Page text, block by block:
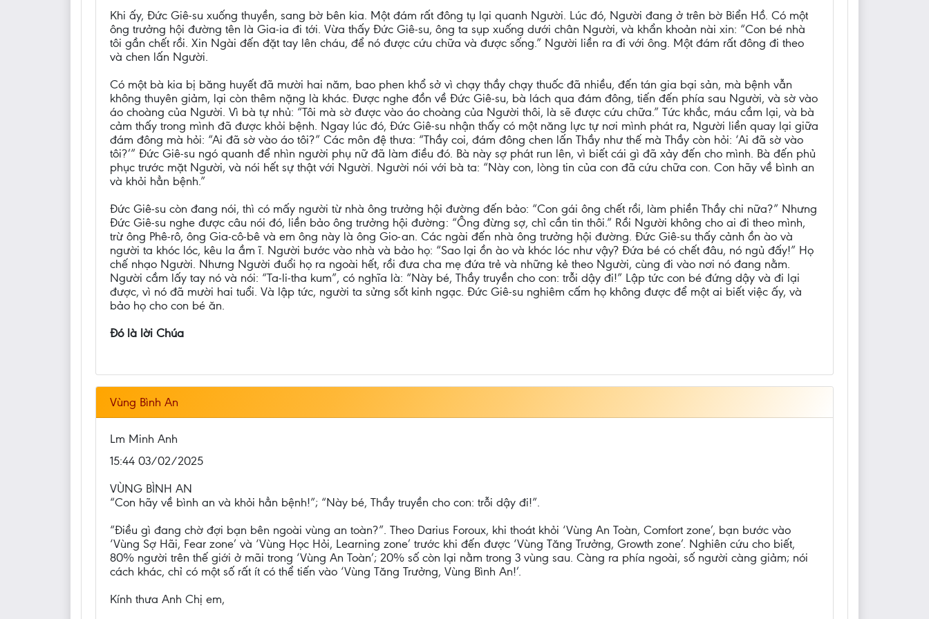
Khi ấy, Đức Giê-su xuống thuyền, sang bờ bên kia. Một đám rất đông tụ lại quanh Người. Lúc đó, Người đang ở trên bờ Biển Hồ. Có một
ông trưởng hội đường tên là Gia-ia đi tới. Vừa thấy Đức Giê-su, ông ta sụp xuống dưới chân Người, và khẩn khoản nài xin: “Con bé nhà
tôi gần chết rồi. Xin Ngài đến đặt tay lên cháu, để nó được cứu chữa và được sống.” Người liền ra đi với ông. Một đám rất đông đi theo
và chen lấn Người.
Có một bà kia bị băng huyết đã mười hai năm, bao phen khổ sở vì chạy thầy chạy thuốc đã nhiều, đến tán gia bại sản, mà bệnh vẫn
không thuyên giảm, lại còn thêm nặng là khác. Được nghe đồn về Đức Giê-su, bà lách qua đám đông, tiến đến phía sau Người, và sờ vào
áo choàng của Người. Vì bà tự nhủ: “Tôi mà sờ được vào áo choàng của Người thôi, là sẽ được cứu chữa.” Tức khắc, máu cầm lại, và bà
cảm thấy trong mình đã được khỏi bệnh. Ngay lúc đó, Đức Giê-su nhận thấy có một năng lực tự nơi mình phát ra, Người liền quay lại giữa
đám đông mà hỏi: “Ai đã sờ vào áo tôi?” Các môn đệ thưa: “Thầy coi, đám đông chen lấn Thầy như thế mà Thầy còn hỏi: ‘Ai đã sờ vào
tôi?’” Đức Giê-su ngó quanh để nhìn người phụ nữ đã làm điều đó. Bà này sợ phát run lên, vì biết cái gì đã xảy đến cho mình. Bà đến phủ
phục trước mặt Người, và nói hết sự thật với Người. Người nói với bà ta: “Này con, lòng tin của con đã cứu chữa con. Con hãy về bình an
và khỏi hẳn bệnh.”
Đức Giê-su còn đang nói, thì có mấy người từ nhà ông trưởng hội đường đến bảo: “Con gái ông chết rồi, làm phiền Thầy chi nữa?” Nhưng
Đức Giê-su nghe được câu nói đó, liền bảo ông trưởng hội đường: “Ông đừng sợ, chỉ cần tin thôi.” Rồi Người không cho ai đi theo mình,
trừ ông Phê-rô, ông Gia-cô-bê và em ông này là ông Gio-an. Các ngài đến nhà ông trưởng hội đường. Đức Giê-su thấy cảnh ồn ào và
người ta khóc lóc, kêu la ầm ĩ. Người bước vào nhà và bảo họ: “Sao lại ồn ào và khóc lóc như vậy? Đứa bé có chết đâu, nó ngủ đấy!” Họ
chế nhạo Người. Nhưng Người đuổi họ ra ngoài hết, rồi đưa cha mẹ đứa trẻ và những kẻ theo Người, cùng đi vào nơi nó đang nằm.
Người cầm lấy tay nó và nói: “Ta-li-tha kum”, có nghĩa là: “Này bé, Thầy truyền cho con: trỗi dậy đi!” Lập tức con bé đứng dậy và đi lại
được, vì nó đã mười hai tuổi. Và lập tức, người ta sửng sốt kinh ngạc. Đức Giê-su nghiêm cấm họ không được để một ai biết việc ấy, và
bảo họ cho con bé ăn.
Đó là lời Chúa
Vùng Bình An
Lm Minh Anh
15:44 03/02/2025
VÙNG BÌNH AN
“Con hãy về bình an và khỏi hẳn bệnh!”; “Này bé, Thầy truyền cho con: trỗi dậy đi!”.
“Điều gì đang chờ đợi bạn bên ngoài vùng an toàn?”. Theo Darius Foroux, khi thoát khỏi ‘Vùng An Toàn, Comfort zone’, bạn bước vào
‘Vùng Sợ Hãi, Fear zone’ và ‘Vùng Học Hỏi, Learning zone’ trước khi đến được ‘Vùng Tăng Trưởng, Growth zone’. Nghiên cứu cho biết,
80% người trên thế giới ở mãi trong ‘Vùng An Toàn’; 20% số còn lại nằm trong 3 vùng sau. Càng ra phía ngoài, số người càng giảm; nói
cách khác, chỉ có một số rất ít có thể tiến vào ‘Vùng Tăng Trưởng, Vùng Bình An!’.
Kính thưa Anh Chị em,